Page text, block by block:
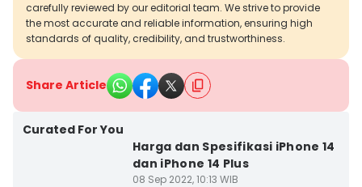
carefully reviewed by our editorial team. We strive to provide
the most accurate and reliable information, ensuring high
standards of quality, credibility, and trustworthiness.
Share Article
Curated For You
Harga dan Spesifikasi iPhone 14
dan iPhone 14 Plus
08 Sep 2022, 10:13 WIB